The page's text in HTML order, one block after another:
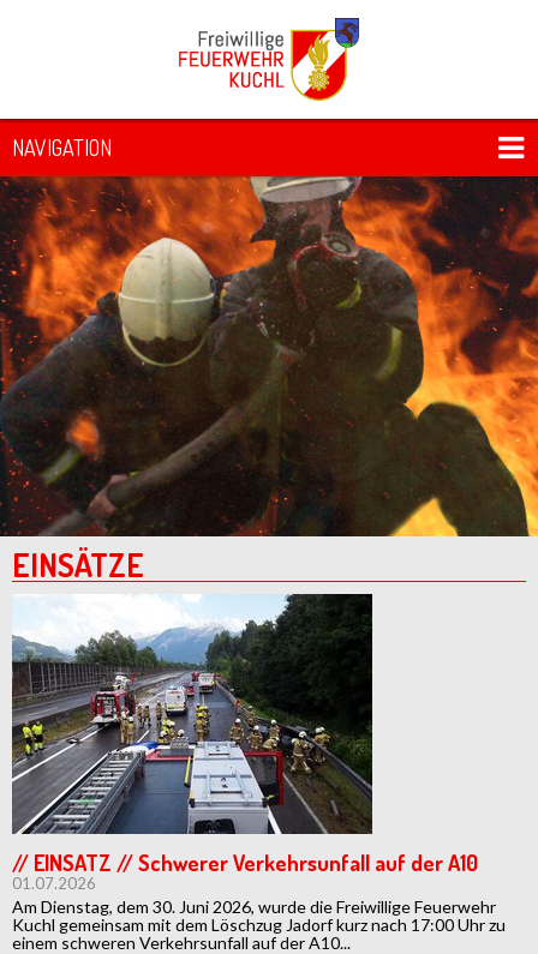
NAVIGATION
EINSÄTZE
// EINSATZ // Schwerer Verkehrsunfall auf der A10
01.07.2026
Am Dienstag, dem 30. Juni 2026, wurde die Freiwillige Feuerwehr
Kuchl gemeinsam mit dem Löschzug Jadorf kurz nach 17:00 Uhr zu
einem schweren Verkehrsunfall auf der A10...